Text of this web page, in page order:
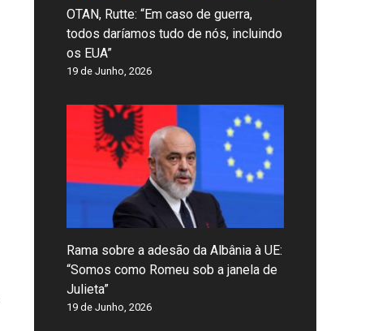
OTAN, Rutte: “Em caso de guerra,
todos daríamos tudo de nós, incluindo
os EUA”
19 de Junho, 2026
Rama sobre a adesão da Albânia à UE:
“Somos como Romeu sob a janela de
Julieta”
19 de Junho, 2026